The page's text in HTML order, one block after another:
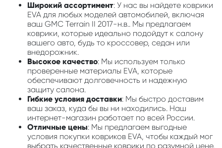
Широкий ассортимент: У нас вы найдете коврики
EVA для любых моделей автомобилей, включая
ваш GMC Terrain II 2017-н.в.. Мы предлагаем
коврики, которые идеально подойдут к салону
вашего авто, будь то кроссовер, седан или
внедорожник.
Высокое качество: Мы используем только
проверенные материалы EVA, которые
обеспечивают долговечность и надежную
защиту салона.
Гибкие условия доставки: Мы быстро доставим
ваш заказ, куда бы вы ни находились. Наш
интернет-магазин работает по всей России.
Отличные цены: Мы предлагаем выгодные
условия покупки ковриков EVA, чтобы каждый мог
выбрать качественные коврики по разумной цене.